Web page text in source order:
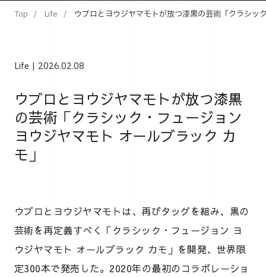
Top Life ウブロとヨウジヤマモトが放つ漆黒の芸術「クラシッ
Life 2026.02.08
ウブロとヨウジヤマモトが放つ漆黒
の芸術「クラシック・フュージョン
ヨウジヤマモト オールブラック カ
モ」
ウブロとヨウジヤマモトは、再びタッグを組み、黒の
芸術を再定義すべく「クラシック・フュージョン ヨ
ウジヤマモト オールブラック カモ」を開発、世界限
定300本で発売した。2020年の最初のコラボレーショ